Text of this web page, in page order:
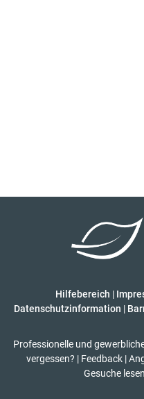
Hilfebereich |
Datenschutzinformation |
Professionelle und
vergessen? | Feedback |
Gesuche lesen